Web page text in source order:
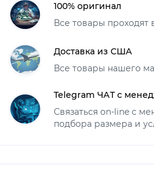
100% оригинал
Все товары
Доставка из США
Все товары нашего
Telegram ЧАТ с
Связаться on-line с
подбора размера и